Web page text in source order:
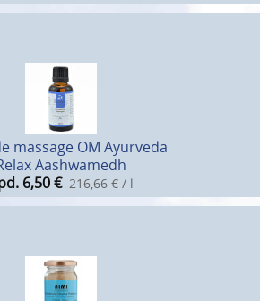
massage OM Ayurveda
Aashwamedh
6,50 € 216,66 € / l